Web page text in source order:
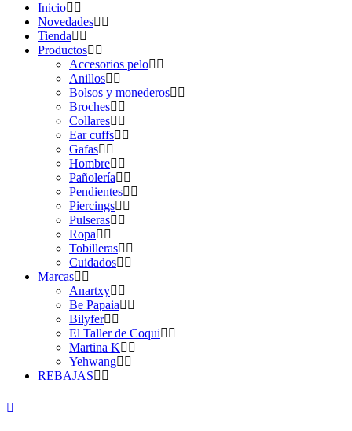
Inicio
Novedades
Tienda
Productos
Accesorios pelo
Anillos
Bolsos y monederos
Broches
Collares
Ear cuffs
Gafas
Hombre
Pañolería
Pendientes
Piercings
Pulseras
Ropa
Tobilleras
Cuidados
Marcas
Anartxy
Be Papaia
Bilyfer
El Taller de Coqui
Martina K
Yehwang
REBAJAS